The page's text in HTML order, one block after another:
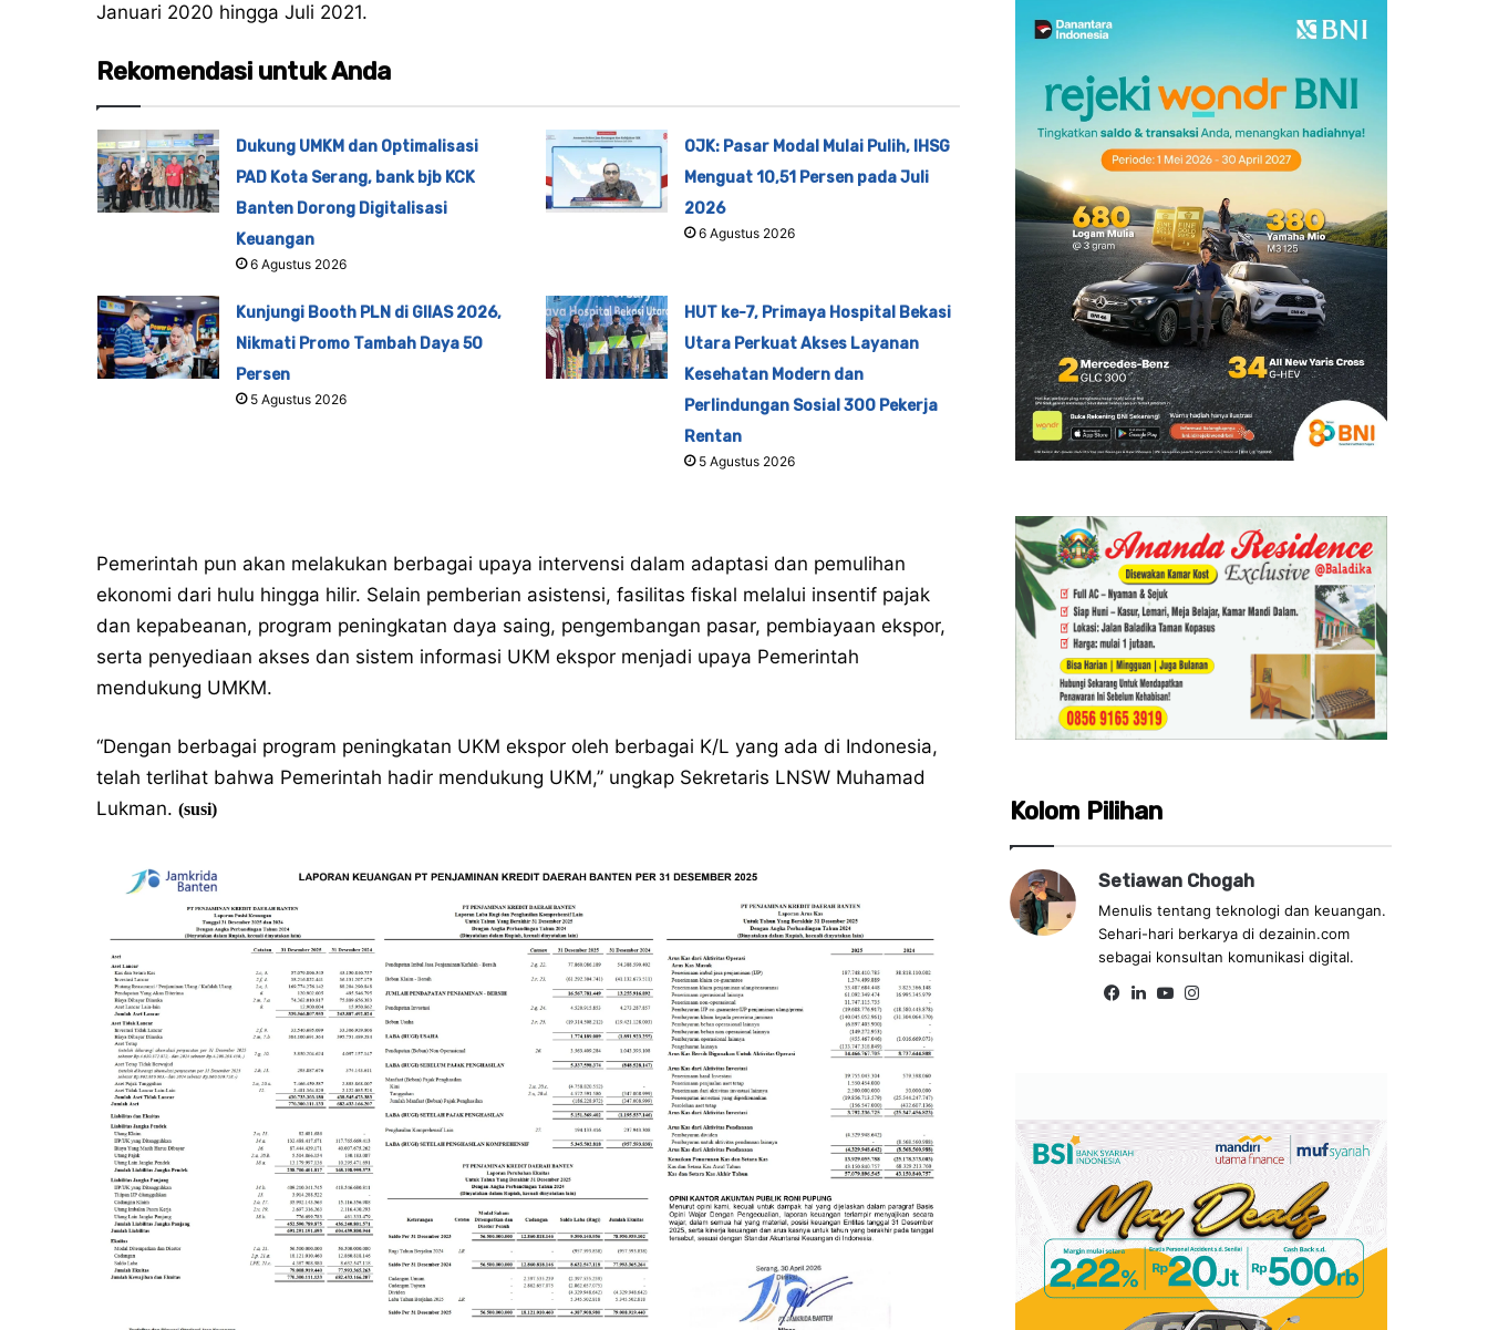
Januari 2020 hingga Juli 2021.
Rekomendasi untuk Anda
Dukung UMKM dan Optimalisasi
PAD Kota Serang, bank bjb KCK
Banten Dorong Digitalisasi
Keuangan
6 Agustus 2026
OJK: Pasar Modal Mulai Pulih, IHSG
Menguat 10,51 Persen pada Juli
2026
6 Agustus 2026
Kunjungi Booth PLN di GIIAS 2026,
Nikmati Promo Tambah Daya 50
Persen
5 Agustus 2026
HUT ke-7, Primaya Hospital Bekasi
Utara Perkuat Akses Layanan
Kesehatan Modern dan
Perlindungan Sosial 300 Pekerja
Rentan
5 Agustus 2026
Pemerintah pun akan melakukan berbagai upaya intervensi dalam adaptasi dan pemulihan
ekonomi dari hulu hingga hilir. Selain pemberian asistensi, fasilitas fiskal melalui insentif pajak
dan kepabeanan, program peningkatan daya saing, pengembangan pasar, pembiayaan ekspor,
serta penyediaan akses dan sistem informasi UKM ekspor menjadi upaya Pemerintah
mendukung UMKM.
“Dengan berbagai program peningkatan UKM ekspor oleh berbagai K/L yang ada di Indonesia,
telah terlihat bahwa Pemerintah hadir mendukung UKM,” ungkap Sekretaris LNSW Muhamad
Lukman. (susi) Kolom Pilihan
Setiawan Chogah
Menulis tentang teknologi dan keuangan.
Sehari-hari berkarya di dezainin.com
sebagai konsultan komunikasi digital.
Fa Lin Yo